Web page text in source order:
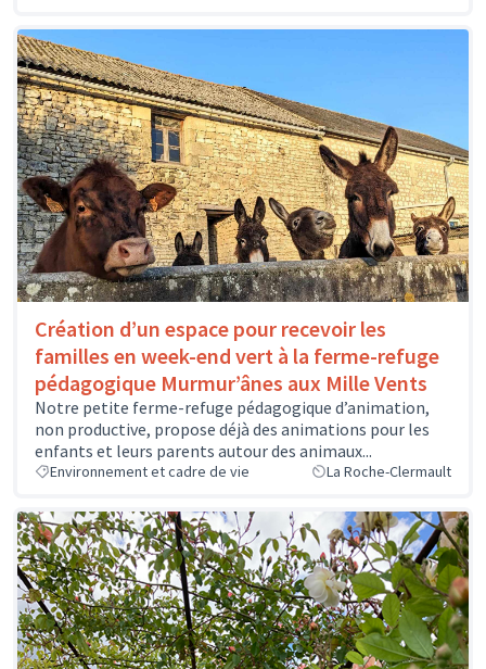
Création d’un espace pour recevoir les
familles en week-end vert à la ferme-refuge
pédagogique Murmur’ânes aux Mille Vents
Notre petite ferme-refuge pédagogique d’animation,
non productive, propose déjà des animations pour les
enfants et leurs parents autour des animaux...
Environnement et cadre de vie La Roche-Clermault